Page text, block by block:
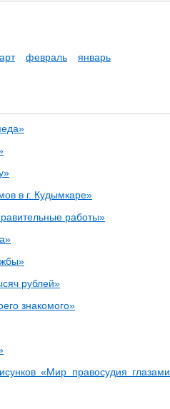
февраль
январь
в г. Кудымкаре»
работы»
рублей»
знакомого»
«Мир правосудия глазами